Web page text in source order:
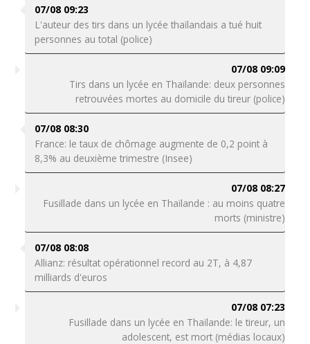
07/08 09:23
L'auteur des tirs dans un lycée thaïlandais a tué huit
personnes au total (police)
07/08 09:09
Tirs dans un lycée en Thaïlande: deux personnes
retrouvées mortes au domicile du tireur (police)
07/08 08:30
France: le taux de chômage augmente de 0,2 point à
8,3% au deuxième trimestre (Insee)
07/08 08:27
Fusillade dans un lycée en Thaïlande : au moins quatre
morts (ministre)
07/08 08:08
Allianz: résultat opérationnel record au 2T, à 4,87
milliards d'euros
07/08 07:23
Fusillade dans un lycée en Thaïlande: le tireur, un
adolescent, est mort (médias locaux)